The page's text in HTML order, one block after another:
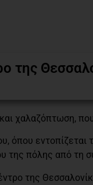
της
χαλαζόπτωση,
όπου
της πόλης από τη
της